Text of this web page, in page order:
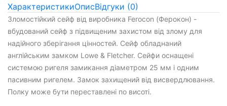
ХарактеристикиОписВідгуки (0)
Зломостійкий сейф від виробника Ferocon (Ферокон) -
вбудований сейф з підвищеним захистом від злому для
надійного зберігання цінностей. Сейф обладнаний
англійським замком Lowe & Fletcher. Сейфи оснащені
системою ригеля замикання діаметром 25 мм і одним
пасивним ригелем. Замок захищений від висвердлювання.
Полку може бути переставлені по висоті.